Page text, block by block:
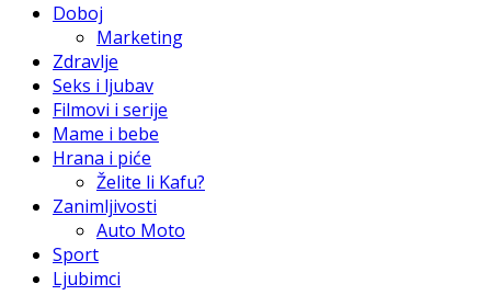
Doboj
Marketing
Zdravlje
Seks i ljubav
Filmovi i serije
Mame i bebe
Hrana i piće
Želite li Kafu?
Zanimljivosti
Auto Moto
Sport
Ljubimci